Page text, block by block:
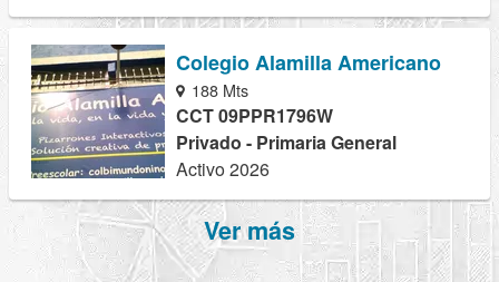
Colegio Alamilla Americano
188 Mts
CCT 09PPR1796W
Privado - Primaria General
Activo 2026
Ver más